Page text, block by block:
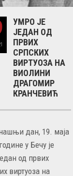
УМРО ЈЕ
ЈЕДАН ОД
ПРВИХ
СРПСКИХ
ВИРТУОЗА НА
ВИОЛИНИ
ДРАГОМИР
КРАНЧЕВИЋ
дан, 19. маја
у Бечу је
од првих
виртуоза на